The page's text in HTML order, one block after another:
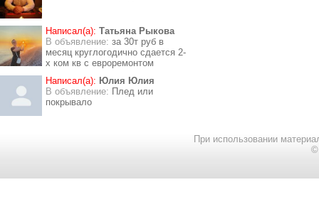
Написал(а): Татьяна Рыкова
В объявление: за 30т руб в
месяц круглогодично сдается 2-
х ком кв с евроремонтом
Написал(а): Юлия Юлия
В объявление: Плед или
покрывало
При использовании